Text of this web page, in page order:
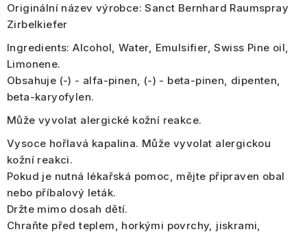
Originální název výrobce: Sanct Bernhard Raumspray
Zirbelkiefer
Ingredients: Alcohol, Water, Emulsifier, Swiss Pine oil,
Limonene.
Obsahuje (-) - alfa-pinen, (-) - beta-pinen, dipenten,
beta-karyofylen.
Může vyvolat alergické kožní reakce.
Vysoce hořlavá kapalina. Může vyvolat alergickou
kožní reakci.
Pokud je nutná lékařská pomoc, mějte připraven obal
nebo příbalový leták.
Držte mimo dosah dětí.
Chraňte před teplem, horkými povrchy, jiskrami,